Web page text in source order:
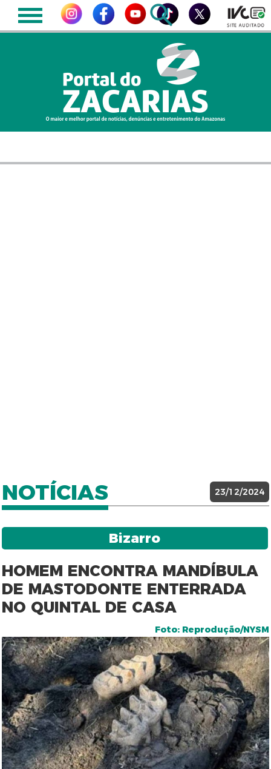
NOTÍCIAS 23/12/2024
Bizarro
HOMEM ENCONTRA MANDÍBULA
DE MASTODONTE ENTERRADA
NO QUINTAL DE CASA
Foto: Reprodução/NYSM